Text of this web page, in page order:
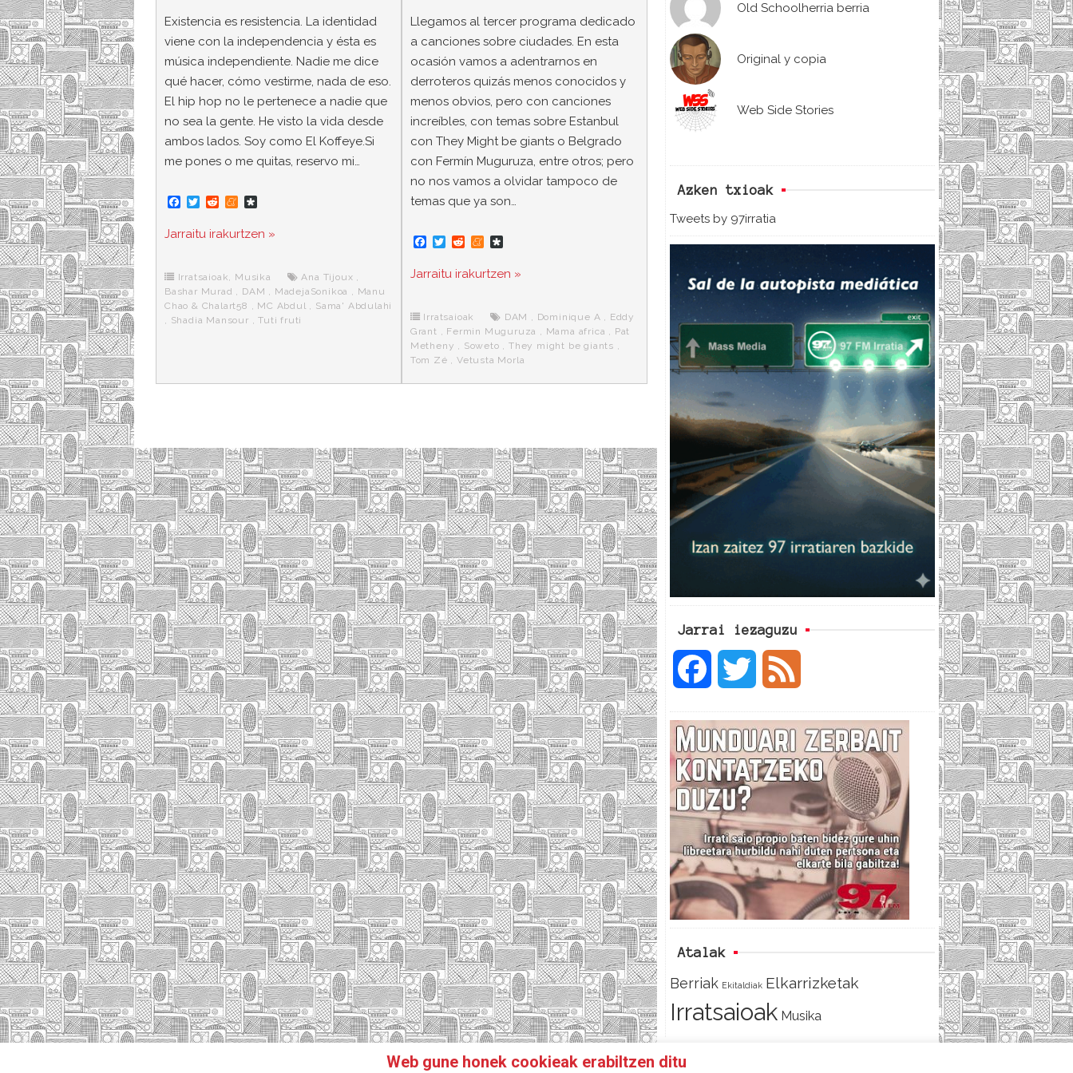
Old Schoolherria berria
Original y copia
Web Side Stories
Azken txioak
Tweets by 97irratia
Jarrai iezaguzu
c
e
b
o
o
i
t
t
e
r
e
d
Atalak
Berriak Ekitaldiak Elkarrizketak
Irratsaioak Musika
Existencia es resistencia. La identidad
viene con la independencia y ésta es
música independiente. Nadie me dice
qué hacer, cómo vestirme, nada de eso.
El hip hop no le pertenece a nadie que
no sea la gente. He visto la vida desde
ambos lados. Soy como El Koffeye.Si
me pones o me quitas, reservo mi…
F
e
o
k
T
t
r
R
d
d
M
n
e
e
s
r
a
Jarraitu irakurtzen »
Irratsaioak, Musika Ana Tijoux ,
Bashar Murad , DAM , MadejaSonikoa , Manu
Chao & Chalart58 , MC Abdul , Sama' Abdulahi
, Shadia Mansour ,Tuti fruti
Llegamos al tercer programa dedicado
a canciones sobre ciudades. En esta
ocasión vamos a adentrarnos en
derroteros quizás menos conocidos y
menos obvios, pero con canciones
increíbles, con temas sobre Estanbul
con They Might be giants o Belgrado
con Fermín Muguruza, entre otros; pero
no nos vamos a olvidar tampoco de
temas que ya son…
F
e
o
k
T
t
r
R
d
d
M
n
e
e
D
s
r
a
Jarraitu irakurtzen »
Irratsaioak DAM , Dominique A , Eddy
Grant , Fermin Muguruza , Mama africa , Pat
Metheny , Soweto ,They might be giants ,
Tom Zé ,Vetusta Morla
IZAN IRRATIKIDE! FACEBOOK TWITTER HARREMANETARAKO
Web gune honek cookieak erabiltzen ditu